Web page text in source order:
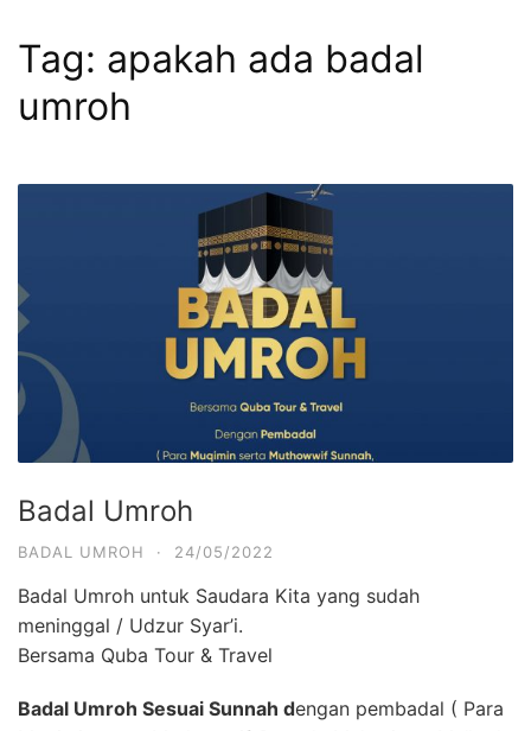
Tag: apakah ada badal
umroh
Badal Umroh
BADAL UMROH · 24/05/2022
Badal Umroh untuk Saudara Kita yang sudah
meninggal / Udzur Syar’i.
Bersama Quba Tour & Travel
Badal Umroh Sesuai Sunnah dengan pembadal ( Para